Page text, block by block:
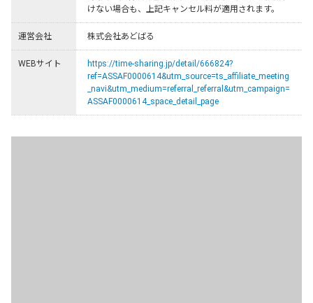
けない場合も、上記キャンセル料が適用されます。
運営会社 株式会社あどばる
WEBサイト
https://time-sharing.jp/detail/666824?
ref=ASSAF0000614&utm_source=ts_affiliate_meeting
_navi&utm_medium=referral_referral&utm_campaign=
ASSAF0000614_space_detail_page